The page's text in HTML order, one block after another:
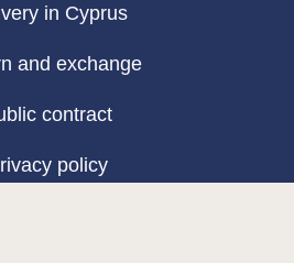
in Cyprus
and exchange
contract
policy